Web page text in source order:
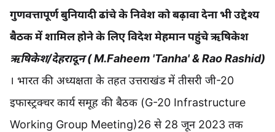
गुणवत्तापूर्ण बुनियादी ढांचे के निवेश को बढ़ावा देना भी उद्देश्य
बैठक में शामिल होने के लिए विदेश मेहमान पहुंचे ऋषिकेश
ऋषिकेश/देहरादून ( M.Faheem 'Tanha' & Rao Rashid)
। भारत की अध्यक्षता के तहत उत्तराखंड में तीसरी जी-20
इफास्ट्रक्चर कार्य समूह की बैठक (G-20 Infrastructure
Working Group Meeting)26 से 28 जून 2023 तक